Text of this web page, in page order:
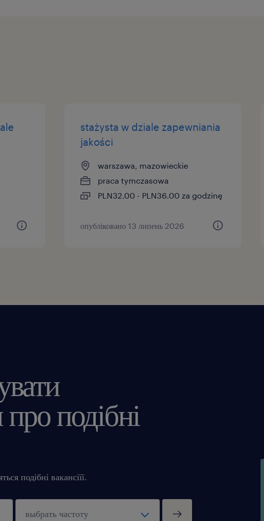
stażysta w dziale zapewniania
jakości
warszawa, mazowieckie
praca tymczasowa
PLN32.00 - PLN36.00 za godzinę
опубліковано 13 липень 2026
подібні
подібні вакансіїї.